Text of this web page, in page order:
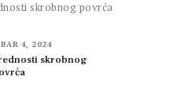
4, 2024
skrobnog